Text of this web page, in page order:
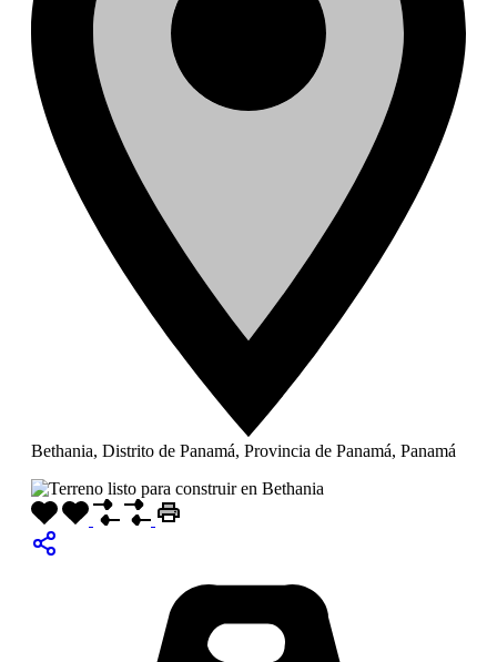
Bethania, Distrito de Panamá, Provincia de Panamá, Panamá